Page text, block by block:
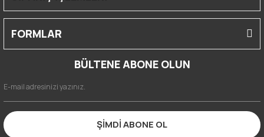
FORMLAR
BÜLTENE ABONE OLUN
ŞİMDİ ABONE OL